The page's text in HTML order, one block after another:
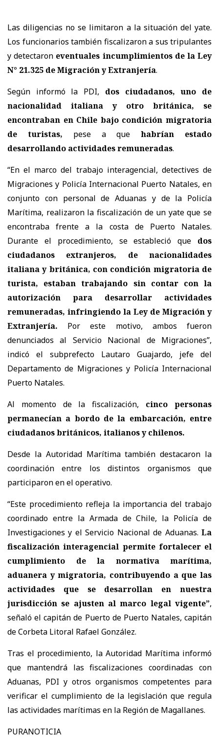
Las diligencias no se limitaron a la situación del yate.
Los funcionarios también fiscalizaron a sus tripulantes
y detectaron eventuales incumplimientos de la Ley
N° 21.325 de Migración y Extranjería.
Según informó la PDI, dos ciudadanos, uno de
nacionalidad italiana y otro británica, se
encontraban en Chile bajo condición migratoria
de turistas, pese a quehabrían estado
desarrollando actividades remuneradas.
“En el marco del trabajo interagencial, detectives de
Migraciones y Policía Internacional Puerto Natales, en
conjunto con personal de Aduanas y de la Policía
Marítima, realizaron la fiscalización de un yate que se
encontraba frente a la costa de Puerto Natales.
Durante el procedimiento, se estableció que dos
ciudadanos extranjeros, de nacionalidades
italiana y británica, con condición migratoria de
turista, estaban trabajando sin contar con la
autorización para desarrollar actividades
remuneradas, infringiendo la Ley de Migración y
Extranjería. Por este motivo, ambos fueron
denunciados al Servicio Nacional de Migraciones”,
indicó el subprefecto Lautaro Guajardo, jefe del
Departamento de Migraciones y Policía Internacional
Puerto Natales.
Al momento de la fiscalización, cinco personas
permanecían a bordo de la embarcación, entre
ciudadanos británicos, italianos y chilenos.
Desde la Autoridad Marítima también destacaron la
coordinación entre los distintos organismos que
participaron en el operativo.
“Este procedimiento refleja la importancia del trabajo
coordinado entre la Armada de Chile, la Policía de
Investigaciones y el Servicio Nacional de Aduanas. La
fiscalización interagencial permite fortalecer el
cumplimiento de la normativa marítima,
aduanera y migratoria, contribuyendo a que las
actividades que se desarrollan en nuestra
jurisdicción se ajusten al marco legal vigente”,
señaló el capitán de Puerto de Puerto Natales, capitán
de Corbeta Litoral Rafael González.
Tras el procedimiento, la Autoridad Marítima informó
que mantendrá las fiscalizaciones coordinadas con
Aduanas, PDI y otros organismos competentes para
verificar el cumplimiento de la legislación que regula
las actividades marítimas en la Región de Magallanes.
PURANOTICIA